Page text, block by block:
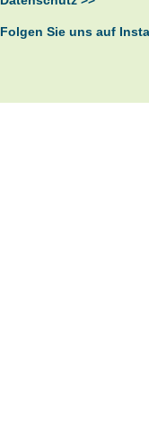
Folgen Sie uns auf